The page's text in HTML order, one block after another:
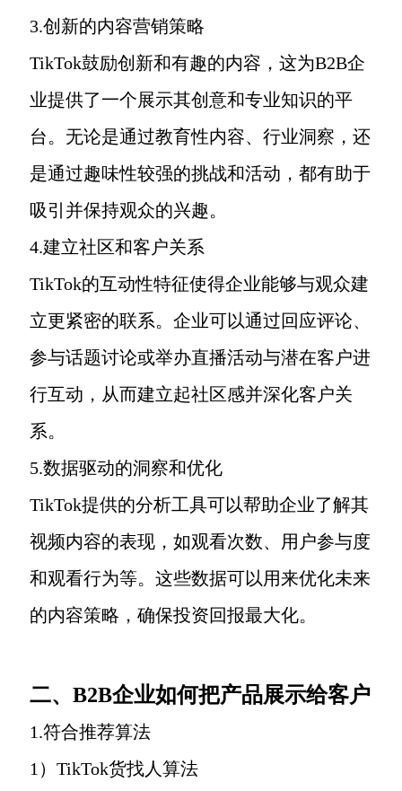
3.创新的内容营销策略
TikTok鼓励创新和有趣的内容，这为B2B企
业提供了一个展示其创意和专业知识的平
台。无论是通过教育性内容、行业洞察，还
是通过趣味性较强的挑战和活动，都有助于
吸引并保持观众的兴趣。
4.建立社区和客户关系
TikTok的互动性特征使得企业能够与观众建
立更紧密的联系。企业可以通过回应评论、
参与话题讨论或举办直播活动与潜在客户进
行互动，从而建立起社区感并深化客户关
系。
5.数据驱动的洞察和优化
TikTok提供的分析工具可以帮助企业了解其
视频内容的表现，如观看次数、用户参与度
和观看行为等。这些数据可以用来优化未来
的内容策略，确保投资回报最大化。
二、B2B企业如何把产品展示给客户
1.符合推荐算法
1）TikTok货找人算法